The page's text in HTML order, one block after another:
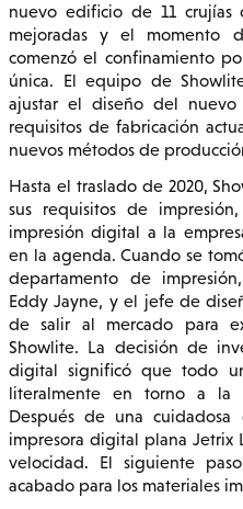
nuevo edificio de 11 crujías
mejoradas y el momento
comenzó el confinamiento
única. El equipo de
ajustar el diseño del
requisitos de fabricación
nuevos métodos de
Hasta el traslado de 2020,
sus requisitos de
impresión digital a la
en la agenda. Cuando se
departamento de
Eddy Jayne, y el jefe de
de salir al mercado para
Showlite. La decisión de
digital significó que todo
literalmente en torno a la
Después de una cuidadosa
impresora digital plana Jetrix
velocidad. El siguiente
acabado para los materiales